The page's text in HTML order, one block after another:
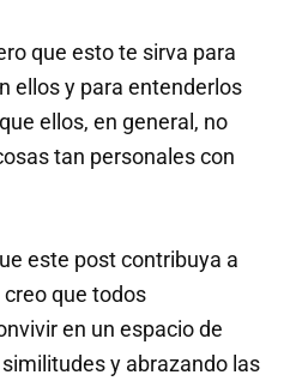
que esto te sirva para
ellos y para entenderlos
ellos, en general, no
tan personales con
este post contribuya a
que todos
en un espacio de
y abrazando las